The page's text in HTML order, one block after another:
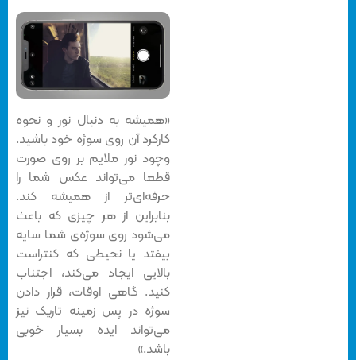
«همیشه به دنبال نور و نحوه
کارکرد آن روی سوژه خود باشید.
وچود نور ملایم بر روی صورت
قطعا می‌تواند عکس شما را
حرفه‌ای‌تر از همیشه کند.
بنابراین از هر چیزی که باعث
می‌شود روی سوژه‌ی شما سایه
بیفتد یا نحیطی که کنتراست
بالایی ایجاد می‌کند، اجتناب
کنید. گاهی اوقات، قرار دادن
سوژه در پس زمینه تاریک نیز
می‌تواند ایده بسیار خوبی
باشد.»